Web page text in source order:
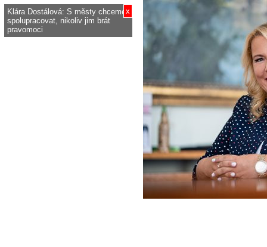
x
Klára Dostálová: S městy chceme
spolupracovat, nikoliv jim brát
pravomoci